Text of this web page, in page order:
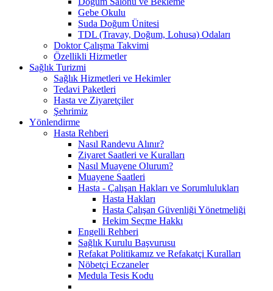
Gebe Okulu
Suda Doğum Ünitesi
TDL (Travay, Doğum, Lohusa) Odaları
Doktor Çalışma Takvimi
Özellikli Hizmetler
Sağlık Turizmi
Sağlık Hizmetleri ve Hekimler
Tedavi Paketleri
Hasta ve Ziyaretçiler
Şehrimiz
Yönlendirme
Hasta Rehberi
Nasıl Randevu Alınır?
Ziyaret Saatleri ve Kuralları
Nasıl Muayene Olurum?
Muayene Saatleri
Hasta - Çalışan Hakları ve Sorumlulukları
Hasta Hakları
Hasta Çalışan Güvenliği Yönetmeliği
Hekim Seçme Hakkı
Engelli Rehberi
Sağlık Kurulu Başvurusu
Refakat Politikamız ve Refakatçi Kuralları
Nöbetçi Eczaneler
Medula Tesis Kodu